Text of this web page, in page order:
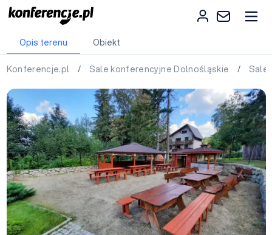
Opis terenu Obiekt
Konferencje.pl / Sale konferencyjne Dolnośląskie / Sale